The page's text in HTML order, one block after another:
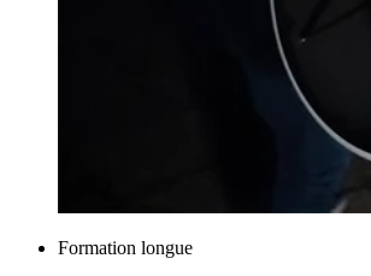
Formation longue